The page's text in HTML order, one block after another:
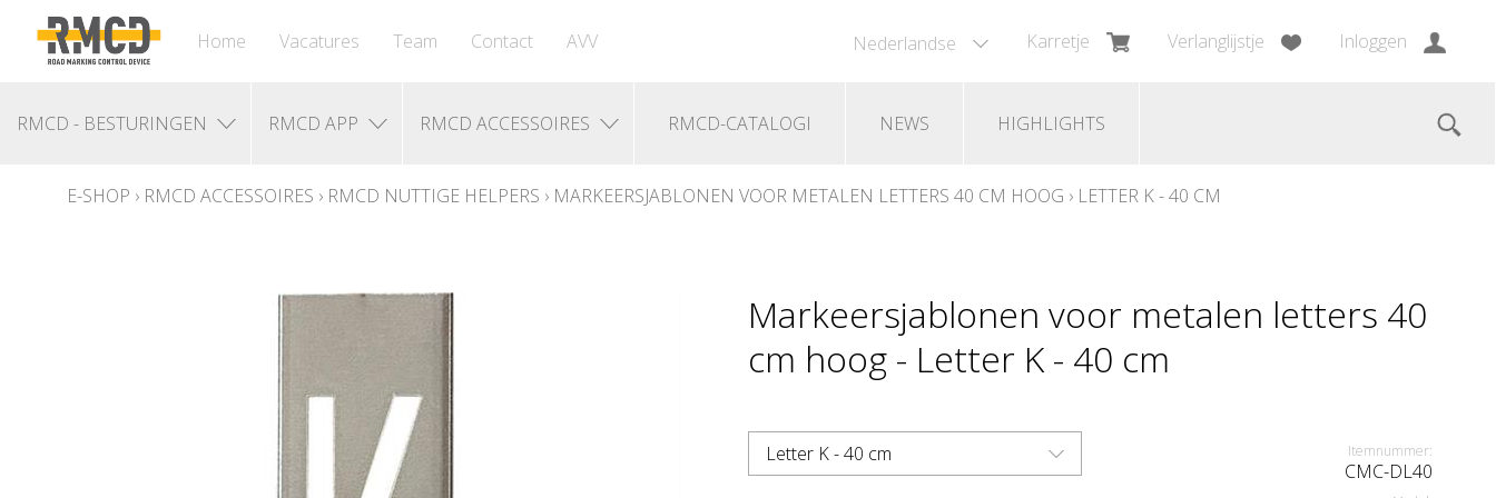
Nederlandse Karretje Verlanglijstje Inloggen
Home Vacatures Team Contact AVV
RMCD - BESTURINGEN RMCD APP RMCD ACCESSOIRES RMCD-CATALOGI NEWS HIGHLIGHTS
E-SHOP › RMCD ACCESSOIRES › RMCD NUTTIGE HELPERS › MARKEERSJABLONEN VOOR METALEN LETTERS 40 CM HOOG › LETTER K - 40 CM
Markeersjablonen voor metalen letters 40
cm hoog - Letter K - 40 cm
Letter K - 40 cm Itemnummer:
CMC-DL40